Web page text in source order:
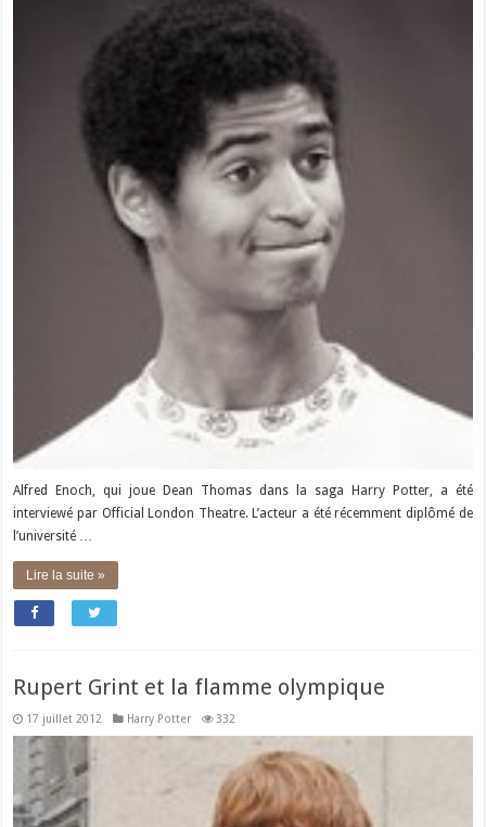
Alfred Enoch, qui joue Dean Thomas dans la saga Harry Potter, a été
interviewé par Official London Theatre. L’acteur a été récemment diplômé de
l’université …
Lire la suite »
Rupert Grint et la flamme olympique
17 juillet 2012 Harry Potter 332